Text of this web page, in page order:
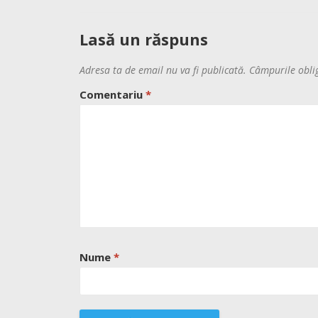
Lasă un răspuns
Adresa ta de email nu va fi publicată. Câmpurile
Comentariu *
Nume *